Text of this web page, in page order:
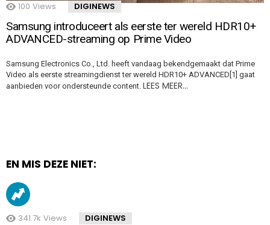
100 Views DIGINEWS
Samsung introduceert als eerste ter wereld HDR10+
ADVANCED-streaming op Prime Video
Samsung Electronics Co., Ltd. heeft vandaag bekendgemaakt dat Prime
Video als eerste streamingdienst ter wereld HDR10+ ADVANCED[1] gaat
aanbieden voor ondersteunde content. LEES MEER…
EN MIS DEZE NIET:
341.7k Views DIGINEWS